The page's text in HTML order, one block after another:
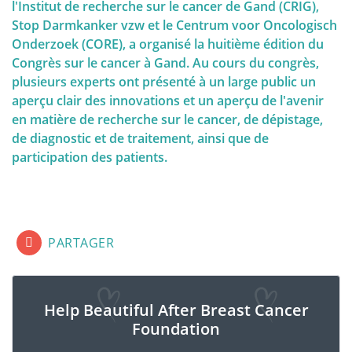
QUALITY OF LIFE
peut être choisie. Il est donc important de
comprendre ces facteurs de risque et génétiques.
Dépistage et prophylaxe
L'importance de l'auto-examen et du
dépistage
Diagnostic
l'Institut de recherche sur le cancer de Gand (CRIG),
Stop Darmkanker vzw et le Centrum voor Oncologisch
Onderzoek (CORE), a organisé la huitième édition du
Congrès sur le cancer à Gand. Au cours du congrès,
plusieurs experts ont présenté à un large public un
aperçu clair des innovations et un aperçu de l'avenir
en matière de recherche sur le cancer, de dépistage,
de diagnostic et de traitement, ainsi que de
participation des patients.
PARTAGER
fab fa-lg fa-facebook-square
fab fa-lg fa-linkedin
fab fa-lg fa-twitter-square
Help Beautiful After Breast Cancer
Foundation